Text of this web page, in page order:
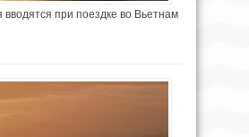
вводятся при поездке во Вьетнам